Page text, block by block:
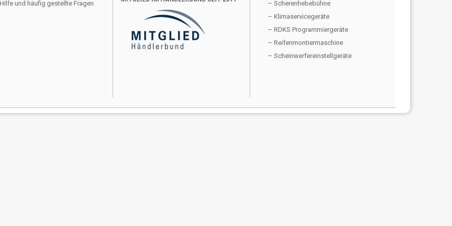
und häufig gestellte Fragen
– Scherenhebebühne
– Klimaservicegeräte
– RDKS Programmiergeräte
– Reifenmontiermaschine
– Scheinwerfereinstellgeräte